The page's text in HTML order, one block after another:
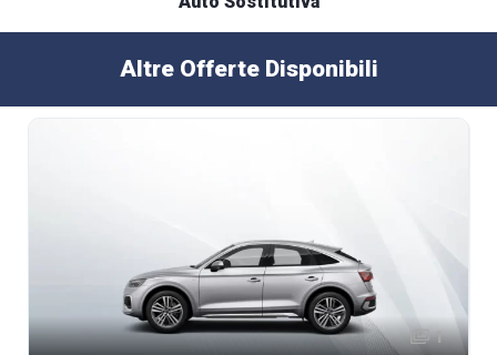
Altre Offerte Disponibili
1